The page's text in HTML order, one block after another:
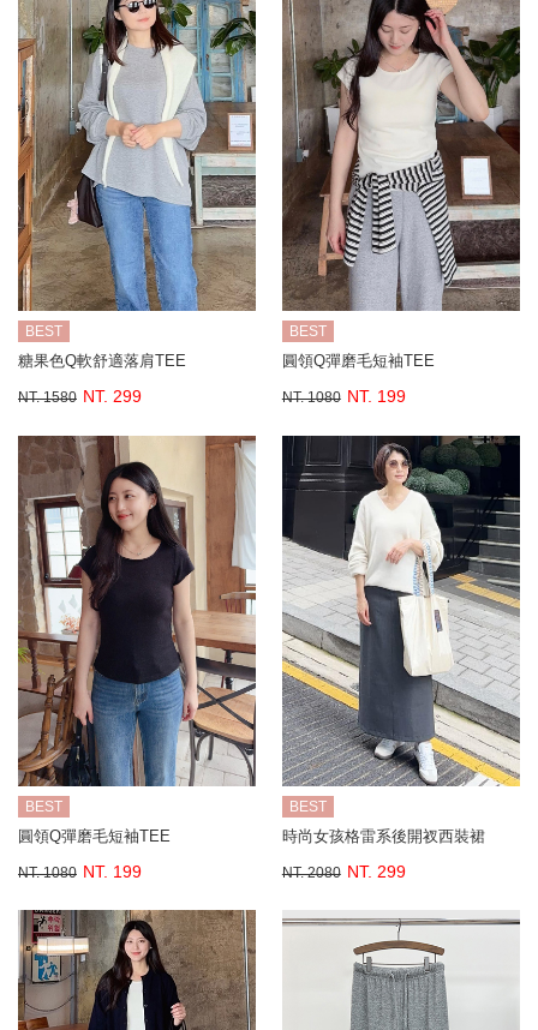
BEST
糖果色Q軟舒適落肩TEE
NT. 1580 NT. 299
BEST
圓領Q彈磨毛短袖TEE
NT. 1080 NT. 199
BEST
圓領Q彈磨毛短袖TEE
NT. 1080 NT. 199
BEST
時尚女孩格雷系後開衩西裝裙
NT. 2080 NT. 299